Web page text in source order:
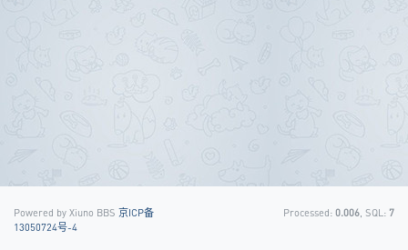
Powered by Xiuno BBS 京ICP备
13050724号-4
Processed: 0.006 , SQL: 7